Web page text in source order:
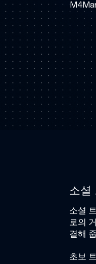
소셜
소셜
로의
결해
초보